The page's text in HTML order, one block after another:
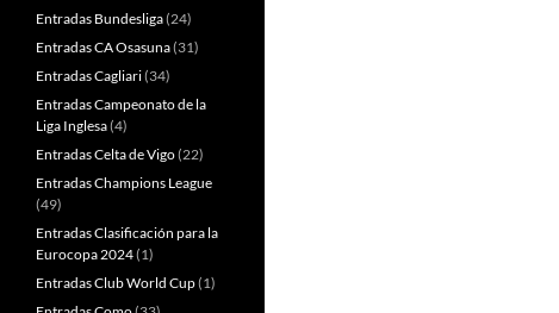
Entradas Bundesliga(24)
Entradas CA Osasuna(31)
Entradas Cagliari(34)
Entradas Campeonato de la
Liga Inglesa(4)
Entradas Celta de Vigo(22)
Entradas Champions League
(49)
Entradas Clasificación para la
Eurocopa 2024(1)
Entradas Club World Cup(1)